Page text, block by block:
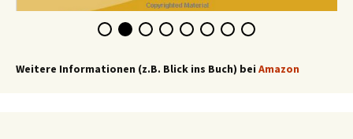
Weitere Informationen (z.B. Blick ins Buch) bei Amazon